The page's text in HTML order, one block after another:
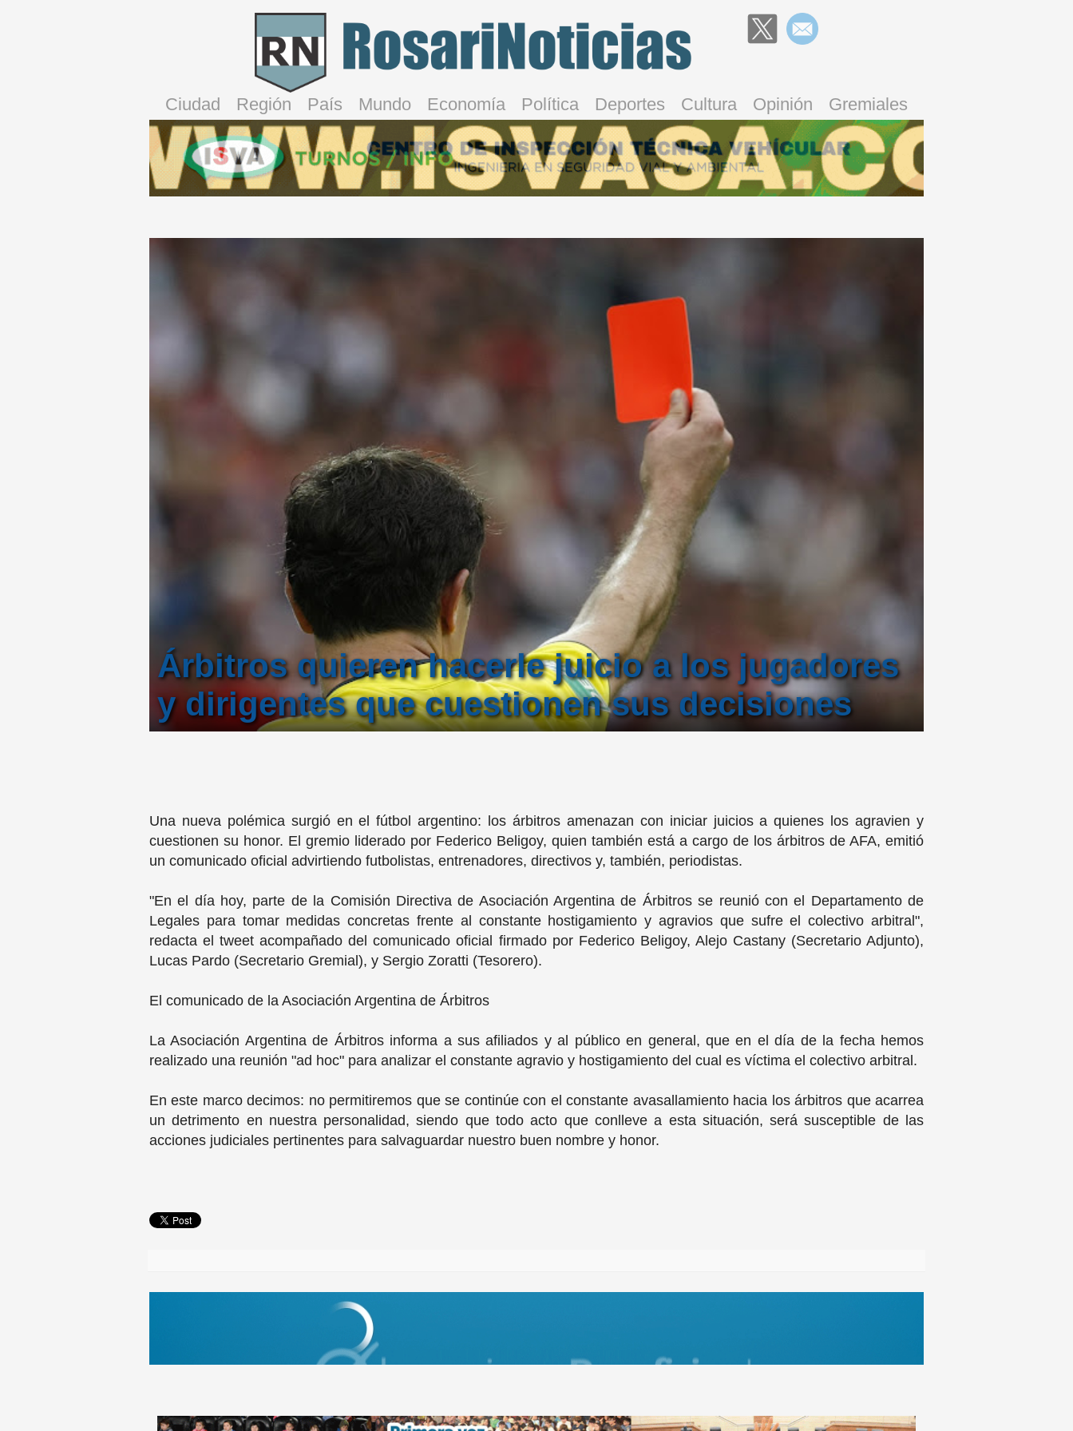
Ciudad Región País Mundo Economía Política Deportes Cultura Opinión Gremiales
Árbitros quieren hacerle juicio a los jugadores
y dirigentes que cuestionen sus decisiones
Una nueva polémica surgió en el fútbol argentino: los árbitros amenazan con iniciar juicios a quienes los agravien y
cuestionen su honor. El gremio liderado por Federico Beligoy, quien también está a cargo de los árbitros de AFA, emitió
un comunicado oficial advirtiendo futbolistas, entrenadores, directivos y, también, periodistas.
"En el día hoy, parte de la Comisión Directiva de Asociación Argentina de Árbitros se reunió con el Departamento de
Legales para tomar medidas concretas frente al constante hostigamiento y agravios que sufre el colectivo arbitral",
redacta el tweet acompañado del comunicado oficial firmado por Federico Beligoy, Alejo Castany (Secretario Adjunto),
Lucas Pardo (Secretario Gremial), y Sergio Zoratti (Tesorero).
El comunicado de la Asociación Argentina de Árbitros
La Asociación Argentina de Árbitros informa a sus afiliados y al público en general, que en el día de la fecha hemos
realizado una reunión "ad hoc" para analizar el constante agravio y hostigamiento del cual es víctima el colectivo arbitral.
En este marco decimos: no permitiremos que se continúe con el constante avasallamiento hacia los árbitros que acarrea
un detrimento en nuestra personalidad, siendo que todo acto que conlleve a esta situación, será susceptible de las
acciones judiciales pertinentes para salvaguardar nuestro buen nombre y honor.